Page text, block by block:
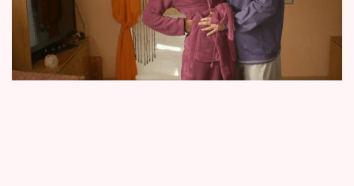
Sledujte prima+
Filmový festival Karlovy Vary